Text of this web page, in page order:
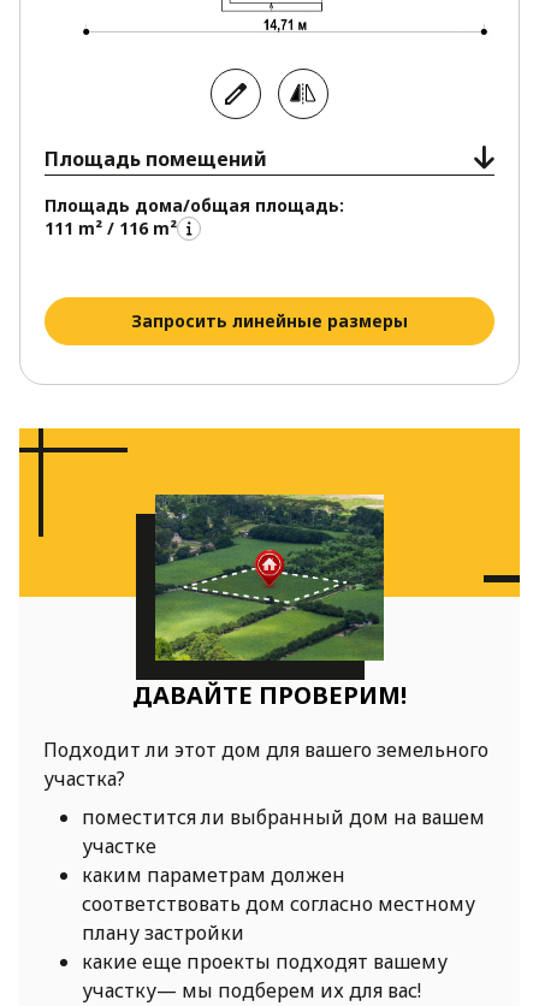
Площадь помещений
Площадь дома/общая площадь:
111 m² / 116 m²
Запросить линейные размеры
ДАВАЙТЕ ПРОВЕРИМ!
Подходит ли этот дом для вашего земельного
участка?
поместится ли выбранный дом на вашем
участке
каким параметрам должен
соответствовать дом согласно местному
плану застройки
какие еще проекты подходят вашему
участку— мы подберем их для вас!